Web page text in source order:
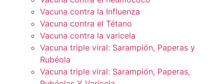
Vacuna contra la Influenza
Vacuna contra el Tétano
Vacuna contra la varicela
Vacuna triple viral: Sarampión, Paperas y
Rubéola
Vacuna triple viral: Sarampión, Paperas,